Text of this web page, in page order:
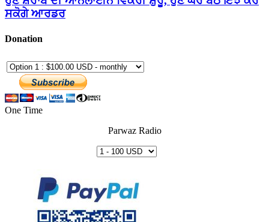
ਸਕੋਗੇ ਆਰਡਰ
Donation
One Time
Parwaz Radio